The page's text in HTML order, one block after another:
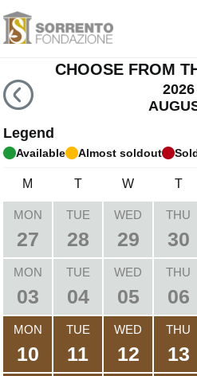
CHOOSE FROM
2026
Legend
Available Almost soldout
M T W T
MON
27
TUE
28
WED
29
THU
30
MON
03
TUE
04
WED
05
THU
06
MON
10
TUE
11
WED
12
THU
13